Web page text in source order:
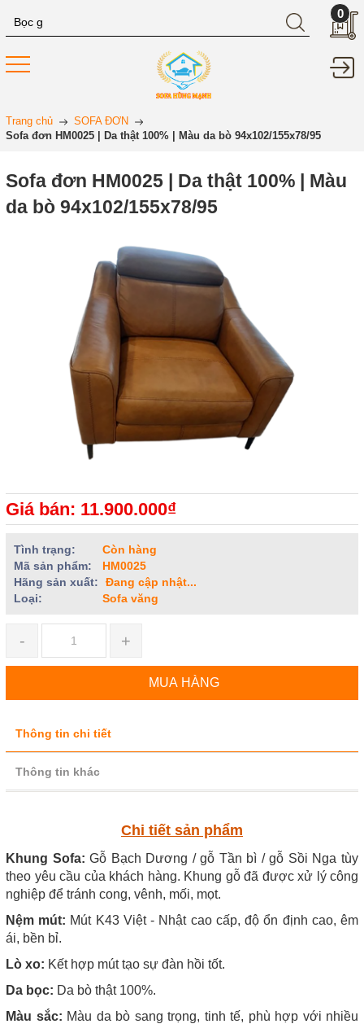
0
Trang chủ
SOFA ĐƠN
Sofa đơn HM0025 | Da thật 100% | Màu da bò 94x102/155x78/95
Sofa đơn HM0025 | Da thật 100% | Màu
da bò 94x102/155x78/95
Giá bán: 11.900.000₫
Tình trạng:
Còn hàng
Mã sản phẩm:
HM0025
Hãng sản xuất:
Đang cập nhật...
Loại:
Sofa văng
- +
MUA HÀNG
Thông tin chi tiết
Thông tin khác
Chi tiết sản phẩm
Khung Sofa:Gỗ Bạch Dương / gỗ Tần bì / gỗ Sồi Nga tùy
theo yêu cầu của khách hàng. Khung gỗ đã được xử lý công
nghiệp để tránh cong, vênh, mối, mọt.
Nệm mút: Mút K43 Việt - Nhật cao cấp, độ ổn định cao, êm
ái, bền bỉ.
Lò xo: Kết hợp mút tạo sự đàn hồi tốt.
Da bọc: Da bò thật 100%.
Màu sắc: Màu da bò sang trọng, tinh tế, phù hợp với nhiều